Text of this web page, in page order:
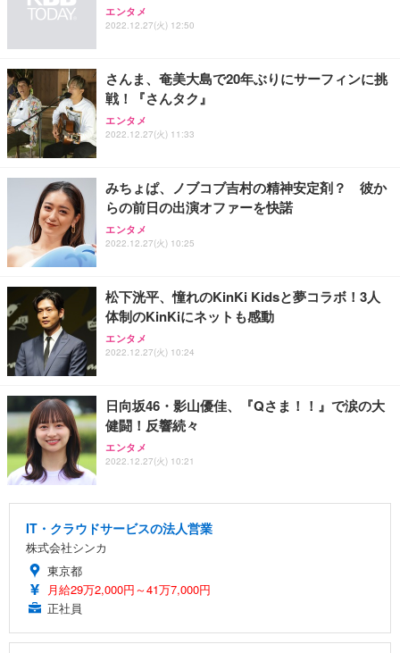
エンタメ
2022.12.27(火) 12:50
さんま、奄美大島で20年ぶりにサーフィンに挑
戦！『さんタク』
エンタメ
2022.12.27(火) 11:33
みちょぱ、ノブコブ吉村の精神安定剤？ 彼か
らの前日の出演オファーを快諾
エンタメ
2022.12.27(火) 10:25
松下洸平、憧れのKinKi Kidsと夢コラボ！3人
体制のKinKiにネットも感動
エンタメ
2022.12.27(火) 10:24
日向坂46・影山優佳、『Qさま！！』で涙の大
健闘！反響続々
エンタメ
2022.12.27(火) 10:21
IT・クラウドサービスの法人営業
株式会社シンカ
東京都
月給29万2,000円～41万7,000円
正社員